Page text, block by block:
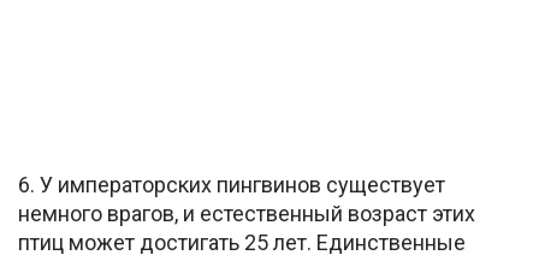
6. У императорских пингвинов существует
немного врагов, и естественный возраст этих
птиц может достигать 25 лет. Единственные